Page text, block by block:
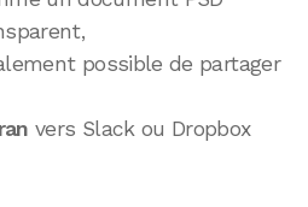
possible de partager
vers Slack ou Dropbox